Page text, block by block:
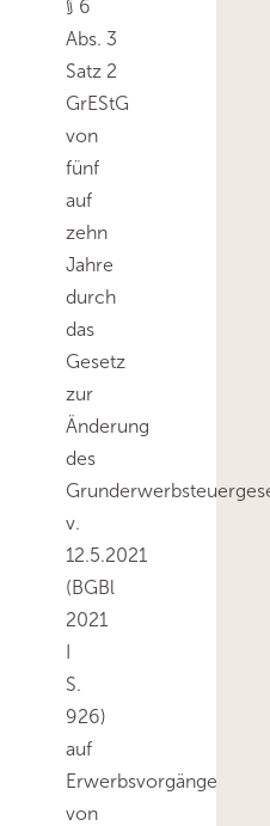
§ 6
Abs. 3
Satz 2
GrEStG
von
fünf
auf
zehn
Jahre
durch
das
Gesetz
zur
Änderung
des
v.
12.5.2021
(BGBl
2021
I
S.
926)
auf
Erwerbsvorgänge
von